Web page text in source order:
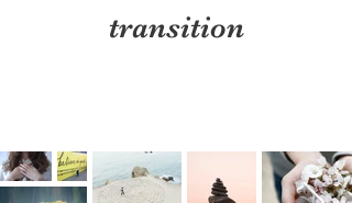
transition